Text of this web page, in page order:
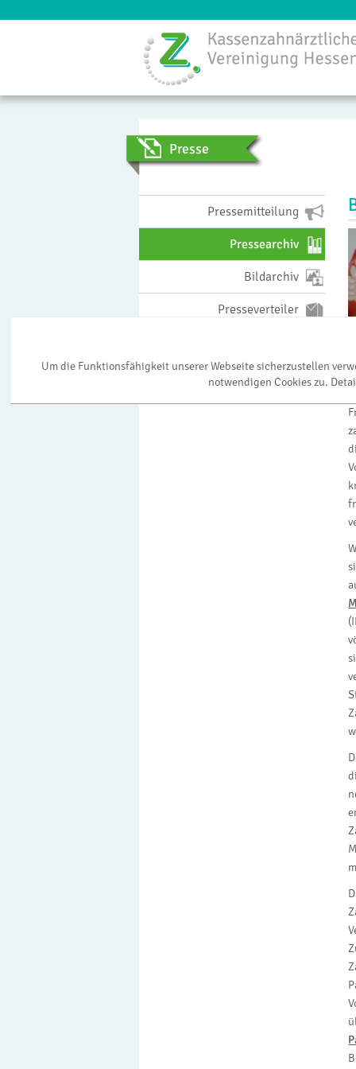
Um die Funktionsfähigkeit unserer Webseite sicherzustellen
notwendigen Cookies zu.
Presse
Pressemitteilung
Pressearchiv
Bildarchiv
Presseverteiler